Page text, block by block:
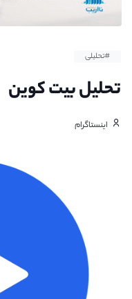
#تحلیلی
تحلیل بیت کوین
اینستاگرام